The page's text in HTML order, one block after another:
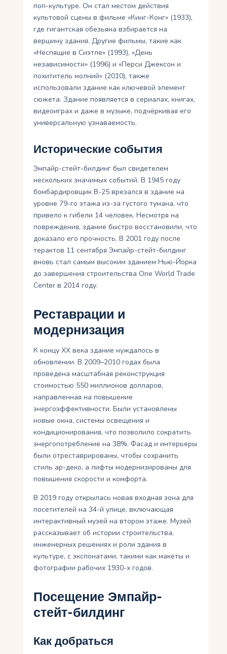
поп-культуре. Он стал местом действия
культовой сцены в фильме «Кинг-Конг» (1933),
где гигантская обезьяна взбирается на
вершину здания. Другие фильмы, такие как
«Неспящие в Сиэтле» (1993), «День
независимости» (1996) и «Перси Джексон и
похититель молний» (2010), также
использовали здание как ключевой элемент
сюжета. Здание появляется в сериалах, книгах,
видеоиграх и даже в музыке, подчёркивая его
универсальную узнаваемость.
Исторические события
Эмпайр-стейт-билдинг был свидетелем
нескольких значимых событий. В 1945 году
бомбардировщик B-25 врезался в здание на
уровне 79-го этажа из-за густого тумана, что
привело к гибели 14 человек. Несмотря на
повреждения, здание быстро восстановили, что
доказало его прочность. В 2001 году после
терактов 11 сентября Эмпайр-стейт-билдинг
вновь стал самым высоким зданием Нью-Йорка
до завершения строительства One World Trade
Center в 2014 году.
Реставрации и
модернизация
К концу XX века здание нуждалось в
обновлении. В 2009–2010 годах была
проведена масштабная реконструкция
стоимостью 550 миллионов долларов,
направленная на повышение
энергоэффективности. Были установлены
новые окна, системы освещения и
кондиционирования, что позволило сократить
энергопотребление на 38%. Фасад и интерьеры
были отреставрированы, чтобы сохранить
стиль ар-деко, а лифты модернизированы для
повышения скорости и комфорта.
В 2019 году открылась новая входная зона для
посетителей на 34-й улице, включающая
интерактивный музей на втором этаже. Музей
рассказывает об истории строительства,
инженерных решениях и роли здания в
культуре, с экспонатами, такими как макеты и
фотографии рабочих 1930-х годов.
Посещение Эмпайр-
стейт-билдинг
Как добраться